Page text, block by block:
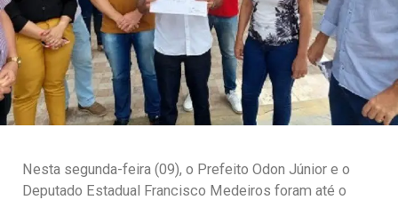
Nesta segunda-feira (09), o Prefeito Odon Júnior e o
Deputado Estadual Francisco Medeiros foram até o